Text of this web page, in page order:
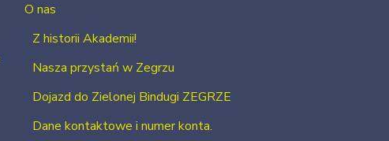
O nas
Z historii Akademii!
Nasza przystań w Zegrzu
Dojazd do Zielonej Bindugi ZEGRZE
Dane kontaktowe i numer konta.